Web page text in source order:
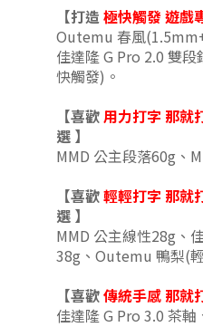
【打造極快觸發 遊戲
Outemu 春風
佳達隆 G Pro 2.0 雙
快觸發)。
【喜歡用力打字 那就
選 】
MMD 公主段落60g、
【喜歡輕輕打字 那就
選 】
MMD 公主線性28g、
38g 、 Outemu 鴨梨(
【喜歡傳統手感那就
佳達隆 G Pro 3.0 茶軸